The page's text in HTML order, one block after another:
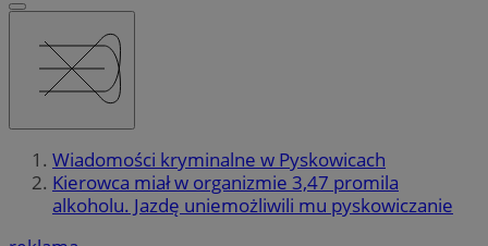
Wiadomości kryminalne w Pyskowicach
Kierowca miał w organizmie 3,47 promila
alkoholu. Jazdę uniemożliwili mu pyskowiczanie